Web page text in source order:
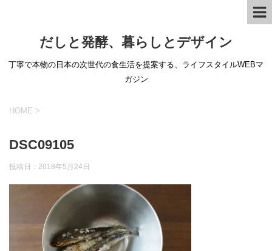
だしと発酵、暮らしとデザイン
丁寧で本物の日本の次世代の食生活を提案する、ライフスタイルWEBマ
ガジン
HOME >
DSC09105
投稿日： 2018年5月24日